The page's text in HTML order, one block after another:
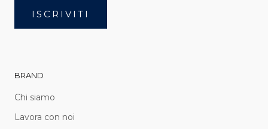
ISCRIVITI
BRAND
Chi siamo
Lavora con noi